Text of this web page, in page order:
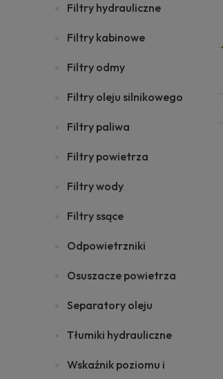
Filtry hydrauliczne
Filtry kabinowe
Filtry odmy
Filtry oleju silnikowego
Filtry paliwa
Filtry powietrza
Filtry wody
Filtry ssące
Odpowietrzniki
Osuszacze powietrza
Separatory oleju
Tłumiki hydrauliczne
Wskaźnik poziomu i